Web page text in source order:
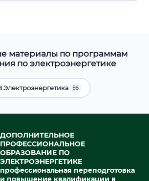
материалы по программам
по электроэнергетике
Электроэнергетика 56
ДОПОЛНИТЕЛЬНОЕ
ПРОФЕССИОНАЛЬНОЕ
ОБРАЗОВАНИЕ ПО
ЭЛЕКТРОЭНЕРГЕТИКЕ
профессиональная переподготовка
и повышение квалификации в